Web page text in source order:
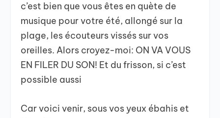
c’est bien que vous êtes en quète de
musique pour votre été, allongé sur la
plage, les écouteurs vissés sur vos
oreilles. Alors croyez-moi: ON VA VOUS
EN FILER DU SON! Et du frisson, si c’est
possible aussi
Car voici venir, sous vos yeux ébahis et